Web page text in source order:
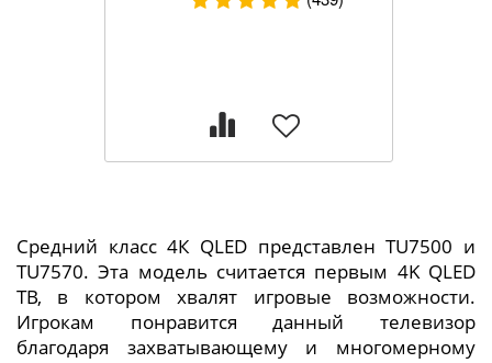
Средний класс 4К QLED представлен TU7500 и
TU7570. Эта модель считается первым 4K QLED
ТВ, в котором хвалят игровые возможности.
Игрокам понравится данный телевизор
благодаря захватывающему и многомерному